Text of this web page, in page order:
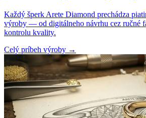
Každý šperk Arete Diamond prechádza
výroby — od digitálneho návrhu cez ručné
kontrolu kvality.
Celý príbeh výroby →